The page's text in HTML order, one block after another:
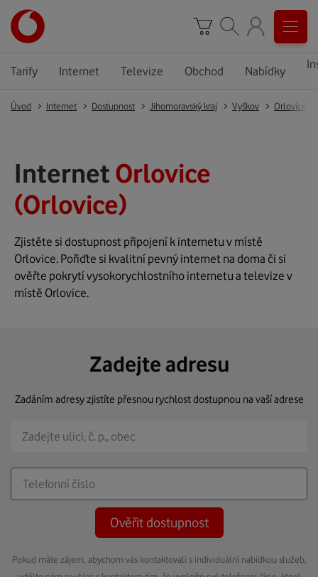
Tarify Internet Televize Obchod Nabídky
Úvod Internet Dostupnost Jihomoravský kraj Vyškov Orlovice
Internet Orlovice
(Orlovice)
Zjistěte si dostupnost připojení k internetu v místě
Orlovice. Pořiďte si kvalitní pevný internet na doma či si
ověřte pokrytí vysokorychlostního internetu a televize v
místě Orlovice.
Zadejte adresu
Zadáním adresy zjistíte přesnou rychlost dostupnou na vaší adrese
Ověřit dostupnost
Pokud máte zájem, abychom vás kontaktovali s individuální nabídkou služeb,